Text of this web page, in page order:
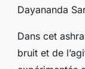
Dayananda
Dans cet
bruit et de